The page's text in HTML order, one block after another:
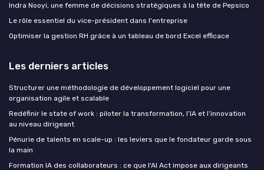
Indra Nooyi, une femme de décisions stratégiques à la tête de Pepsico
Le rôle essentiel du vice-président dans l'entreprise
Optimiser la gestion RH grâce à un tableau de bord Excel efficace
Les derniers articles
Structurer une méthodologie de développement logiciel pour une
organisation agile et scalable
Redéfinir le state of work : piloter la transformation, l’IA et l’innovation
au niveau dirigeant
Pénurie de talents en scale-up : les leviers que le fondateur garde sous
la main
Formation IA des collaborateurs : ce que l'AI Act impose aux dirigeants